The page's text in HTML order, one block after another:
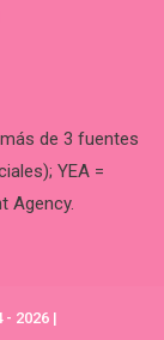
de 3 fuentes
YEA =
Agency.
- 2026 |